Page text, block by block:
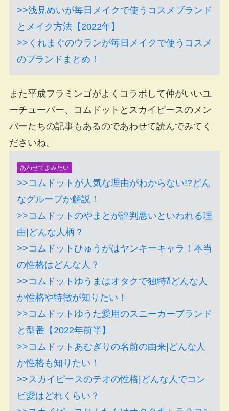
>>浅見めいが毎日メイクで使うコスメブランド
とメイク方法【2022年】
>>くれまぐのウランが毎日メイクで使うコスメ
のブランドまとめ！
また平成フラミンゴがよくコラボして仲がいいユ
ーチューバー、コムドットとスカイピースのメン
バーたちの記事もあるのであわせて読んでみてく
ださいね。
あわせてよみたい
>>コムドットが人気な理由がわからない!?どん
なグループか解説！
>>コムドットのやまとが評判悪いといわれる理
由|どんな人柄？
>>コムドットひゅうがはヤンキーキャラ！本当
の性格はどんな人？
>>コムドットゆうまはオタクで独特⁈どんな人
か性格や特徴が知りたい！
>>コムドットゆうた愛用のスニーカーブランド
と型番【2022年前半】
>>コムドットあむぎりの名前の由来|どんな人
か性格も知りたい！
>>スカイピースのテオの性格|どんな人でコン
ビ愛はどれくらい？